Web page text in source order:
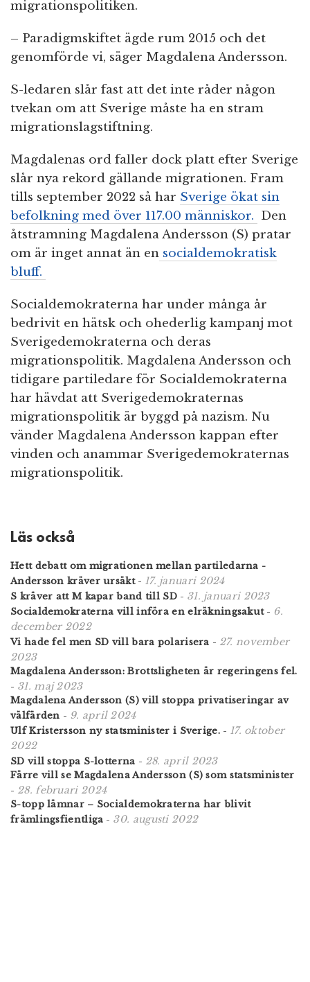
migrationspolitiken.
– Paradigmskiftet ägde rum 2015 och det
genomförde vi, säger Magdalena Andersson.
S-ledaren slår fast att det inte råder någon
tvekan om att Sverige måste ha en stram
migrationslagstiftning.
Magdalenas ord faller dock platt efter Sverige
slår nya rekord gällande migrationen. Fram
tills september 2022 så har Sverige ökat sin
befolkning med över 117.00 människor. Den
åtstramning Magdalena Andersson (S) pratar
om är inget annat än en socialdemokratisk
bluff.
Socialdemokraterna har under många år
bedrivit en hätsk och ohederlig kampanj mot
Sverigedemokraterna och deras
migrationspolitik. Magdalena Andersson och
tidigare partiledare för Socialdemokraterna
har hävdat att Sverigedemokraternas
migrationspolitik är byggd på nazism. Nu
vänder Magdalena Andersson kappan efter
vinden och anammar Sverigedemokraternas
migrationspolitik.
Läs också
Hett debatt om migrationen mellan partiledarna -
Andersson kräver ursäkt- 17. januari 2024
S kräver att M kapar band till SD- 31. januari 2023
Socialdemokraterna vill införa en elräkningsakut- 6.
december 2022
Vi hade fel men SD vill bara polarisera - 27. november
2023
Magdalena Andersson: Brottsligheten är regeringens fel.
- 31. maj 2023
Magdalena Andersson (S) vill stoppa privatiseringar av
välfärden - 9. april 2024
Ulf Kristersson ny statsminister i Sverige.- 17. oktober
2022
SD vill stoppa S-lotterna - 28. april 2023
Färre vill se Magdalena Andersson (S) som statsminister
- 28. februari 2024
S-topp lämnar – Socialdemokraterna har blivit
främlingsfientliga - 30. augusti 2022